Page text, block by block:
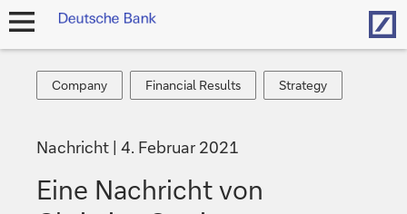
Navigation
Company
Company
Financial
Results
Financial Results
Strategy
Strategy
Nachricht 4. Februar 2021
Eine Nachricht von